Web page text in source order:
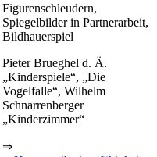
Figurenschleudern,
Spiegelbilder in Partnerarbeit,
Bildhauerspiel
Pieter Brueghel d. Ä.
„Kinderspiele“, „Die
Vogelfalle“, Wilhelm
Schnarrenberger
„Kinderzimmer“
⇒